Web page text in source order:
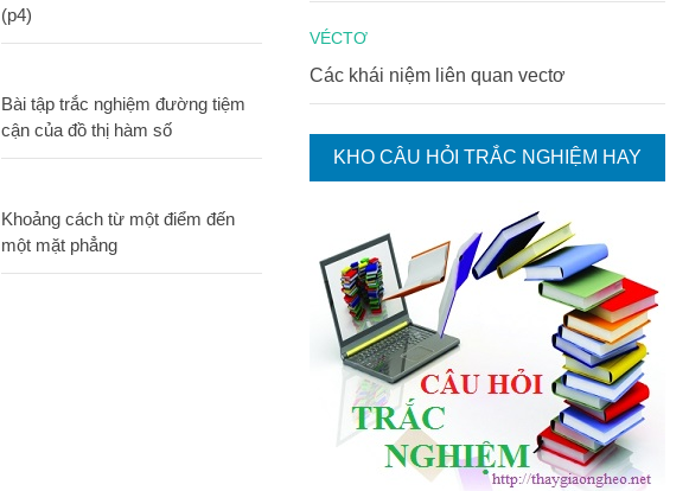
VÉCTƠ
Các khái niệm liên quan vectơ
KHO CÂU HỎI TRẮC NGHIỆM HAY
(p4)
Bài tập trắc nghiệm đường tiệm
cận của đồ thị hàm số
Khoảng cách từ một điểm đến
một mặt phẳng